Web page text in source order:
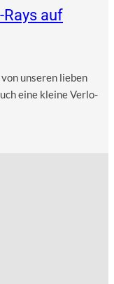
Rays auf
unse­ren lie­ben
eine klei­ne Ver­lo­